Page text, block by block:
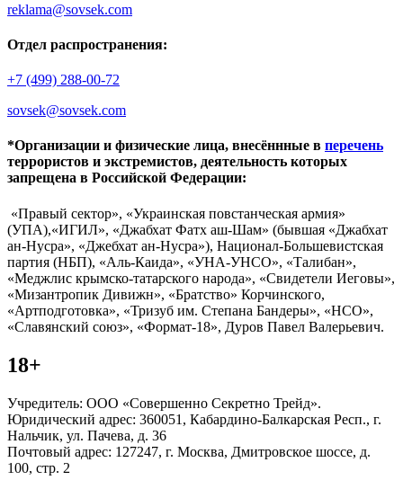
reklama@sovsek.com
Отдел распространения:
+7 (499) 288-00-72
sovsek@sovsek.com
*Организации и физические лица, внесённные в перечень
террористов и экстремистов, деятельность которых
запрещена в Российской Федерации:
«Правый сектор», «Украинская повстанческая армия»
(УПА),«ИГИЛ», «Джабхат Фатх аш-Шам» (бывшая «Джабхат
ан-Нусра», «Джебхат ан-Нусра»), Национал-Большевистская
партия (НБП), «Аль-Каида», «УНА-УНСО», «Талибан»,
«Меджлис крымско-татарского народа», «Свидетели Иеговы»,
«Мизантропик Дивижн», «Братство» Корчинского,
«Артподготовка», «Тризуб им. Степана Бандеры», «НСО»,
«Славянский союз», «Формат-18», Дуров Павел Валерьевич.
18+
Учредитель: ООО «Совершенно Секретно Трейд».
Юридический адрес: 360051, Кабардино-Балкарская Респ., г.
Нальчик, ул. Пачева, д. 36
Почтовый адрес: 127247, г. Москва, Дмитровское шоссе, д.
100, стр. 2